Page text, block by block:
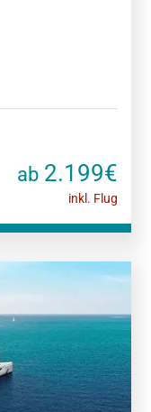
ab2.199€
inkl. Flug